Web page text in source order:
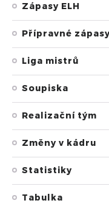
Zápasy ELH
Přípravné zápasy
Liga mistrů
Soupiska
Realizační tým
Změny v kádru
Statistiky
Tabulka